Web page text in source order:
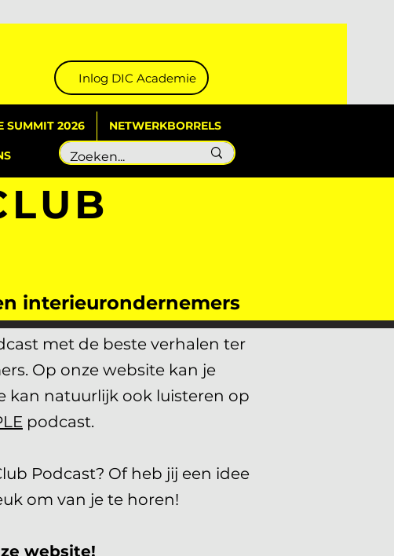
Inlog DIC Academie
SUMMIT 2026 NETWERKBORRELS
interieurondernemers
met de beste verhalen ter
Op onze website kan je
kan natuurlijk ook luisteren op
podcast.
Podcast? Of heb jij een idee
om van je te horen!
website!